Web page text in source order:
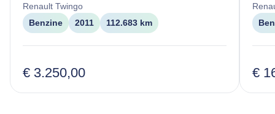
Renault Twingo
Benzine
2011 112.683 km
€ 3.250,00 €